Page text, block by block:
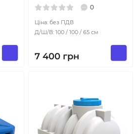
0
Ціна: без ПДВ
Д/Ш/В: 100 / 100 / 65 см
7 400 грн